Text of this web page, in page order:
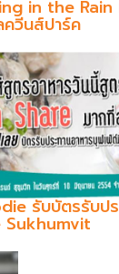
in the Rain
วีนส์ปาร์ค
รับบัตรรับปร
Sukhumvit